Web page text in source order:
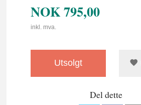
NOK795,00
inkl. mva.
Utsolgt
Del dette